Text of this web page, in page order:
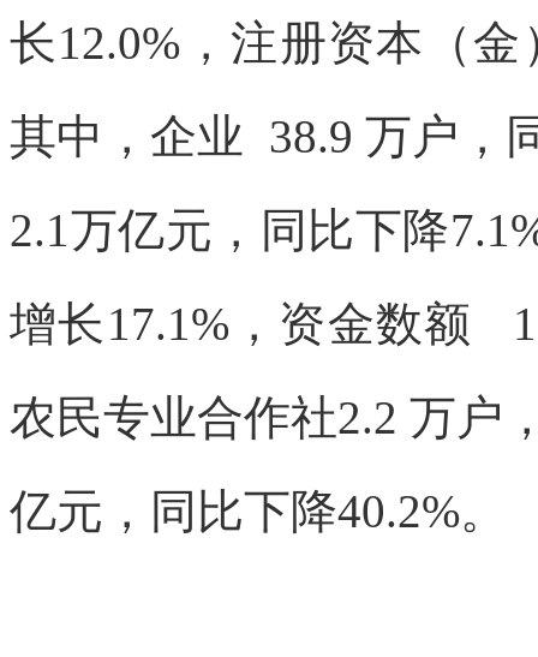
长12.0%，注册资本（
其中， 企业 38.9 万户，
2.1万亿元， 同比下降
增长17.1%，资金数额
农民专业合作社2.2 万户
亿元，同比下降40.2%。